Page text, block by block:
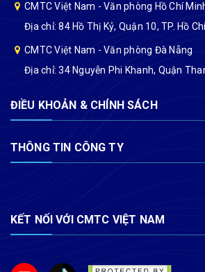
CMTC Việt Nam - Văn phòng Hồ Chí
Địa chỉ: 84 Hồ Thị Kỷ, Quận 10, TP. Hồ
CMTC Việt Nam - Văn phòng Đà Nẵng
Địa chỉ: 34 Nguyễn Phi Khanh, Quận
ĐIỀU KHOẢN & CHÍNH SÁCH
THÔNG TIN CÔNG TY
KẾT NỐI VỚI CMTC VIỆT NAM